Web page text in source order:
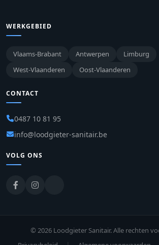
WERKGEBIED
Vlaams-Brabant Antwerpen
Limburg
West-Vlaanderen
Oost-Vlaanderen
CONTACT
0487 10 81 95
info@loodgieter-sanitair.be
VOLG ONS
© 2026 Loodgieter Sanitair. Alle rechten